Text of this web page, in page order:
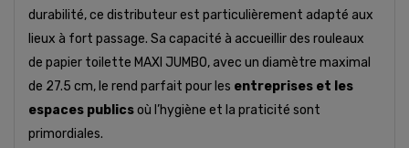
durabilité, ce distributeur est particulièrement adapté aux
lieux à fort passage. Sa capacité à accueillir des rouleaux
de papier toilette MAXI JUMBO, avec un diamètre maximal
de 27.5 cm, le rend parfait pour les entreprises et les
espaces publicsoù l’hygiène et la praticité sont
primordiales.